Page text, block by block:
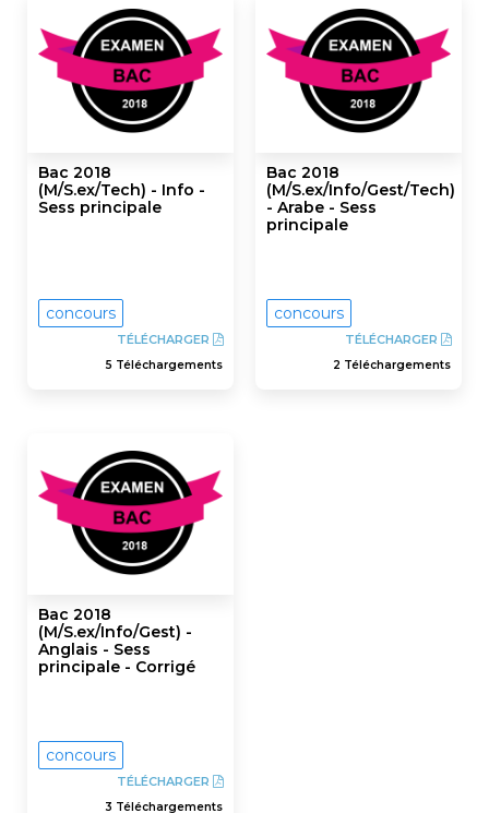
Bac 2018
(M/S.ex/Tech) - Info -
Sess principale
concours
TÉLÉCHARGER
5 Téléchargements
Bac 2018
(M/S.ex/Info/Gest/Tech)
- Arabe - Sess
principale
concours
TÉLÉCHARGER
2 Téléchargements
Bac 2018
(M/S.ex/Info/Gest) -
Anglais - Sess
principale - Corrigé
concours
TÉLÉCHARGER
3 Téléchargements